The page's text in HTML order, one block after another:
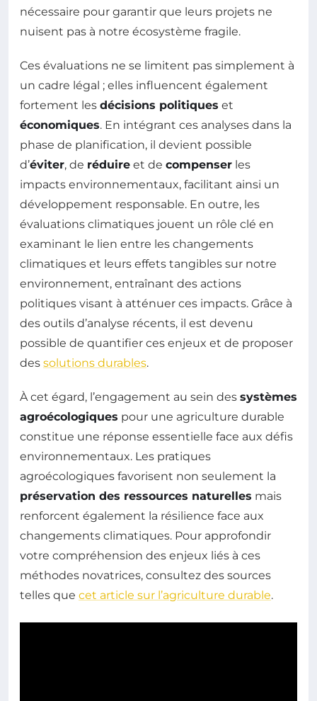
nécessaire pour garantir que leurs projets ne
nuisent pas à notre écosystème fragile.
Ces évaluations ne se limitent pas simplement à
un cadre légal ; elles influencent également
fortement les décisions politiques et
économiques. En intégrant ces analyses dans la
phase de planification, il devient possible
d’éviter, de réduire et de compenser les
impacts environnementaux, facilitant ainsi un
développement responsable. En outre, les
évaluations climatiques jouent un rôle clé en
examinant le lien entre les changements
climatiques et leurs effets tangibles sur notre
environnement, entraînant des actions
politiques visant à atténuer ces impacts. Grâce à
des outils d’analyse récents, il est devenu
possible de quantifier ces enjeux et de proposer
des solutions durables.
À cet égard, l’engagement au sein des systèmes
agroécologiques pour une agriculture durable
constitue une réponse essentielle face aux défis
environnementaux. Les pratiques
agroécologiques favorisent non seulement la
préservation des ressources naturelles mais
renforcent également la résilience face aux
changements climatiques. Pour approfondir
votre compréhension des enjeux liés à ces
méthodes novatrices, consultez des sources
telles que cet article sur l’agriculture durable.